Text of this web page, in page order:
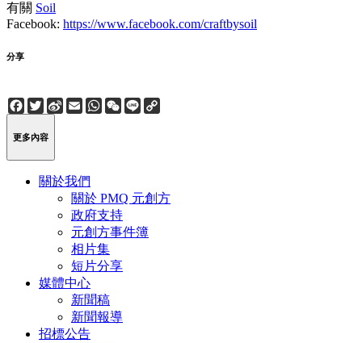
有關 Soil
Facebook: https://www.facebook.com/craftbysoil
分享
Facebook
Twitter
Sina
Weibo
EmailWhatsApp
WeChat
Line
更多內容
關於我們
關於 PMQ 元創方
政府支持
元創方事件簿
相片集
短片分享
媒體中心
新聞稿
新聞報導
招標公告